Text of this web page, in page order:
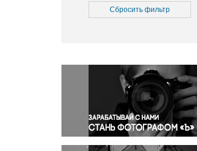
Медицина
Окружающая среда
Политика
Правосудие
Происшествия и конфликты
Религия
Светская жизнь
Сбросить фильтр